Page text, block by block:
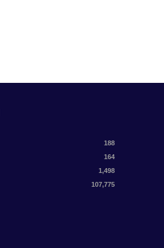
188
164
1,498
107,775